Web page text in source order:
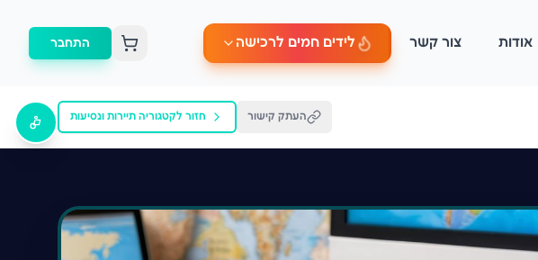
אודות צור קשר לידים חמים לרכישה התחבר
העתק קישור חזור לקטגוריה תיירות ונסיעות